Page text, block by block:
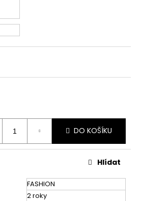
DO KOŠÍKU
FASHION
2 roky
Hlídat